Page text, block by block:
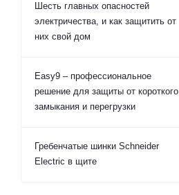
Шесть главных опасностей
электричества, и как защитить от
них свой дом
Easy9 – профессиональное
решение для защиты от короткого
замыкания и перегрузки
Гребенчатые шинки Schneider
Electric в щите